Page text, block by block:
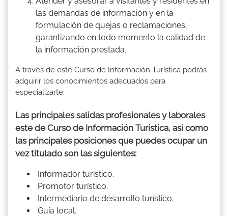
las demandas de información y en la
formulación de quejas o reclamaciones,
garantizando en todo momento la calidad de
la información prestada.
A través de este Curso de Información Turística podrás
adquirir los conocimientos adecuados para
especializarte.
Las principales salidas profesionales y laborales
este de Curso de Información Turística, así como
las principales posiciones que puedes ocupar un
vez titulado son las siguientes:
Informador turístico.
Promotor turístico.
Intermediario de desarrollo turístico.
Guía local.